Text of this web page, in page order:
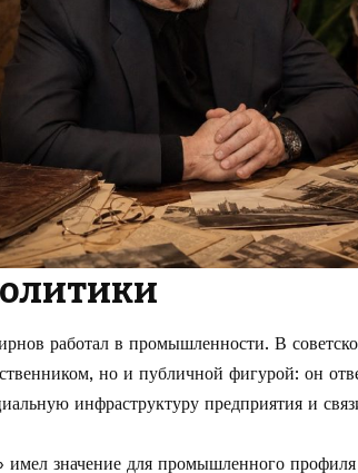
работал в промышленности. В
но и публичной фигурой: он
инфраструктуру предприятия и
значение для промышленного профиля